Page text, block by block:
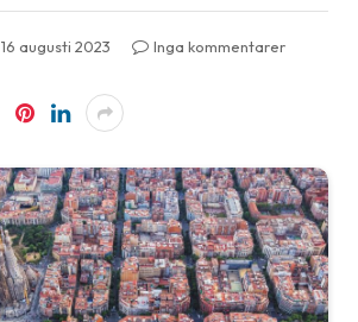
16 augusti 2023
Inga kommentarer